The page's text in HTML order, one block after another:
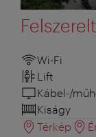
Wi-Fi
Lift
Kábel-/
Kiságy
Térkép